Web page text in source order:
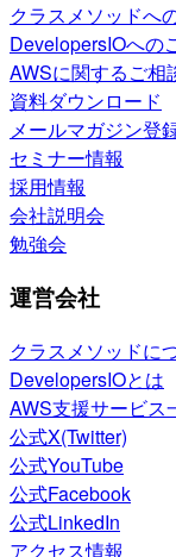
クラスメソッドへ
DevelopersIOへの
AWSに関するご相
資料ダウンロード
メールマガジン登
セミナー情報
採用情報
会社説明会
勉強会
運営会社
クラスメソッドに
DevelopersIOとは
AWS支援サービス
公式X(Twitter)
公式YouTube
公式Facebook
公式LinkedIn
アクセス情報